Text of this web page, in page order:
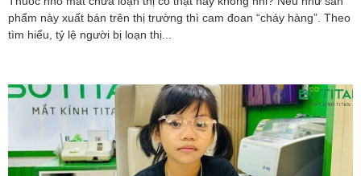
phẩm này xuất bán trên thị trường thì cam đoan “cháy hàng”. Theo
tìm hiểu, tỷ lệ người bị loạn thị...